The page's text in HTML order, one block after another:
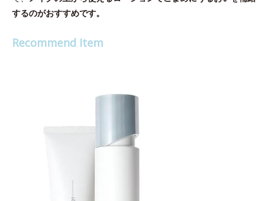
するのがおすすめです。
Recommend Item